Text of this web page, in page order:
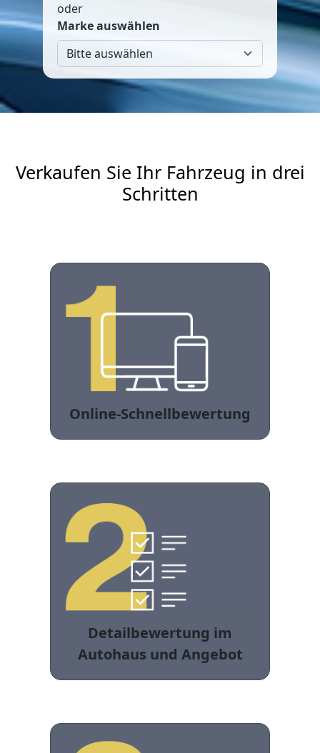
oder
Marke auswählen
Verkaufen Sie Ihr Fahrzeug in drei
Schritten
Online-Schnellbewertung
Detailbewertung im
Autohaus und Angebot